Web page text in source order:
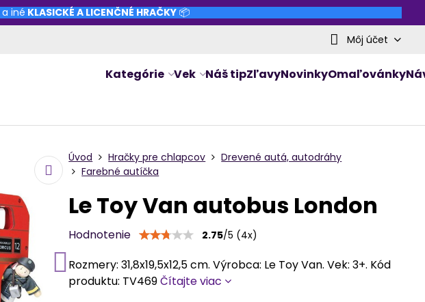
a iné KLASICKÉ A LICENČNÉ HRAČKY📦
Môj účet
Kategórie Vek Náš tipZľavyNovinkyOmaľovánky
Úvod Hračky pre chlapcov
Drevené autá, autodráhy
Farebné autíčka
Le Toy Van autobus London
Hodnotenie 2.75/5 (4x)
Rozmery: 31,8x19,5x12,5 cm. Výrobca: Le Toy Van. Vek: 3+. Kód
produktu: TV469Čítajte viac